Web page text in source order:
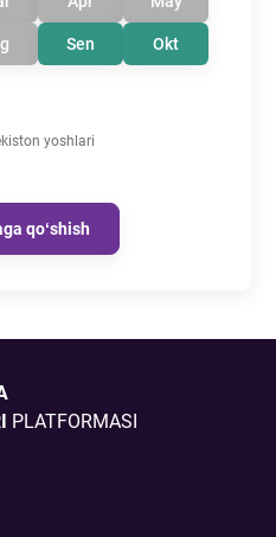
Sen Okt
yoshlari
qoʻshish
PLATFORMASI